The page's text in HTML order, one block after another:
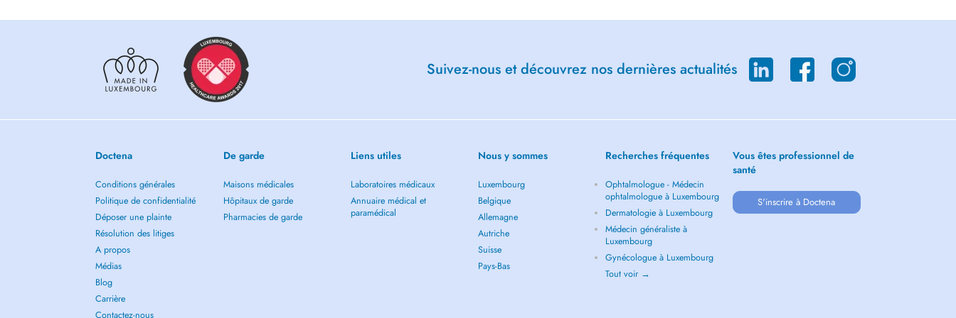
À travers la participation à des triathlons de longue distance et diverses actions solidaires, je
contribue à sensibiliser le public et à soutenir la recherche ainsi que l'accompagnement des
patients et de leurs familles.
Contact : +352 621 587 311
Suivez-nous et découvrez nos dernières actualités
Doctena
Conditions générales
Politique de confidentialité
Déposer une plainte
Résolution des litiges
A propos
Médias
Blog
Carrière
Contactez-nous
De garde
Maisons médicales
Hôpitaux de garde
Pharmacies de garde
Liens utiles
Laboratoires médicaux
Annuaire médical et
paramédical
Nous y sommes
Luxembourg
Belgique
Allemagne
Autriche
Suisse
Pays-Bas
Recherches fréquentes
Ophtalmologue - Médecin
ophtalmologue à Luxembourg
Dermatologie à Luxembourg
Médecin généraliste à
Luxembourg
Gynécologue à Luxembourg
Tout voir →
Vous êtes professionnel de
santé
S'inscrire à Doctena